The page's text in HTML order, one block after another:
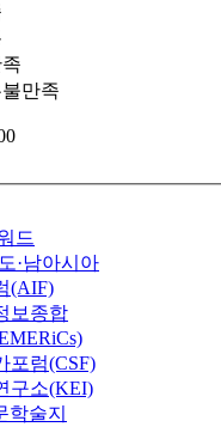
만족
드
·남아시아
(AIF)
보종합
포럼(CSF)
구소(KEI)
학술지